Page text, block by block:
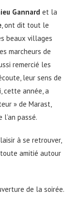
Gannard et la
, ont dit tout le
beaux villages
marcheurs de
remercié les
leur sens de
cette année, a
» de Marast,
passé.
à se retrouver,
amitié autour
de la soirée.